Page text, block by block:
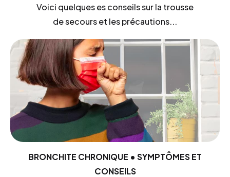
Voici quelques es conseils sur la trousse
de secours et les précautions...
BRONCHITE CHRONIQUE • SYMPTÔMES ET
CONSEILS